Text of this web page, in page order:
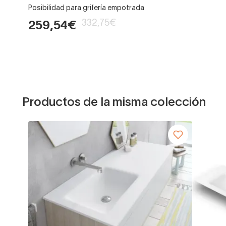
Posibilidad para grifería empotrada
259,54€ 332,75€
Productos de la misma colección